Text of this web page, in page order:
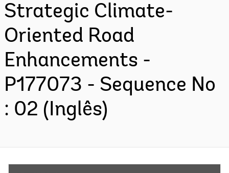
Strategic Climate-
Oriented Road
Enhancements -
P177073 - Sequence No
: 02 (Inglês)